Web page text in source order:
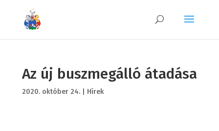
Az új buszmegálló átadása
2020. október 24.| Hírek